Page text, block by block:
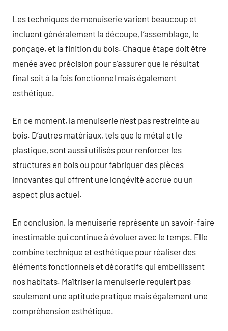
Les techniques de menuiserie varient beaucoup et
incluent généralement la découpe, l’assemblage, le
ponçage, et la finition du bois. Chaque étape doit être
menée avec précision pour s’assurer que le résultat
final soit à la fois fonctionnel mais également
esthétique.
En ce moment, la menuiserie n’est pas restreinte au
bois. D’autres matériaux, tels que le métal et le
plastique, sont aussi utilisés pour renforcer les
structures en bois ou pour fabriquer des pièces
innovantes qui offrent une longévité accrue ou un
aspect plus actuel.
En conclusion, la menuiserie représente un savoir-faire
inestimable qui continue à évoluer avec le temps. Elle
combine technique et esthétique pour réaliser des
éléments fonctionnels et décoratifs qui embellissent
nos habitats. Maîtriser la menuiserie requiert pas
seulement une aptitude pratique mais également une
compréhension esthétique.